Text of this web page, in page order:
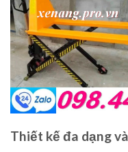
Thiết kế đa dạng